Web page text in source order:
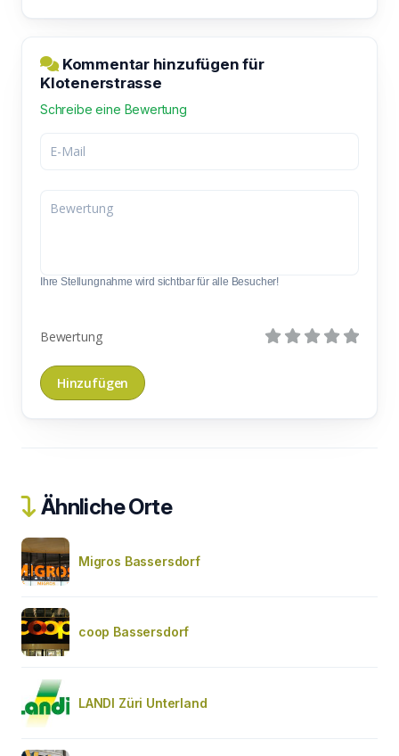
Kommentar hinzufügen für
Klotenerstrasse
Schreibe eine Bewertung
Ihre Stellungnahme wird sichtbar für alle Besucher!
Bewertung
Ähnliche Orte
Migros Bassersdorf
coop Bassersdorf
LANDI Züri Unterland